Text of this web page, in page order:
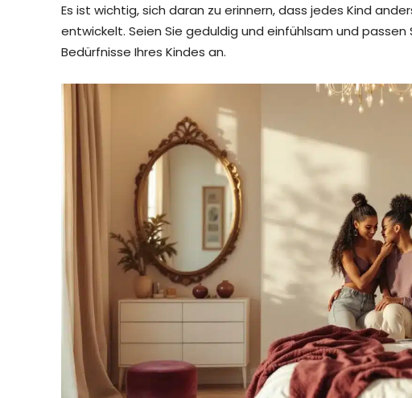
Es ist wichtig, sich daran zu erinnern, dass jedes Kind
entwickelt. Seien Sie geduldig und einfühlsam und passen
Bedürfnisse Ihres Kindes an.